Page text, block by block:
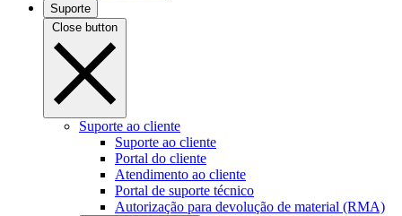
Suporte
Close button
Suporte ao cliente
Suporte ao cliente
Portal do cliente
Atendimento ao cliente
Portal de suporte técnico
Autorização para devolução de material (RMA)